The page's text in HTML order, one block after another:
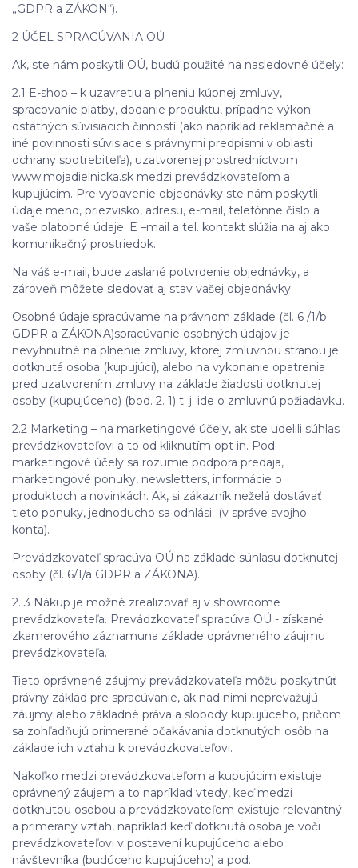
„GDPR a ZÁKON“).
2 ÚČEL SPRACÚVANIA OÚ
Ak, ste nám poskytli OÚ, budú použité na nasledovné účely:
2.1 E-shop – k uzavretiu a plneniu kúpnej zmluvy,
spracovanie platby, dodanie produktu, prípadne výkon
ostatných súvisiacich činností (ako napríklad reklamačné a
iné povinnosti súvisiace s právnymi predpismi v oblasti
ochrany spotrebiteľa), uzatvorenej prostredníctvom
www.mojadielnicka.sk medzi prevádzkovateľom a
kupujúcim. Pre vybavenie objednávky ste nám poskytli
údaje meno, priezvisko, adresu, e-mail, telefónne číslo a
vaše platobné údaje. E –mail a tel. kontakt slúžia na aj ako
komunikačný prostriedok.
Na váš e-mail, bude zaslané potvrdenie objednávky, a
zároveň môžete sledovať aj stav vašej objednávky.
Osobné údaje spracúvame na právnom základe (čl. 6 /1/b
GDPR a ZÁKONA)spracúvanie osobných údajov je
nevyhnutné na plnenie zmluvy, ktorej zmluvnou stranou je
dotknutá osoba (kupujúci), alebo na vykonanie opatrenia
pred uzatvorením zmluvy na základe žiadosti dotknutej
osoby (kupujúceho) (bod. 2. 1) t. j. ide o zmluvnú požiadavku.
2.2 Marketing – na marketingové účely, ak ste udelili súhlas
prevádzkovateľovi a to od kliknutím opt in. Pod
marketingové účely sa rozumie podpora predaja,
marketingové ponuky, newsletters, informácie o
produktoch a novinkách. Ak, si zákazník neželá dostávať
tieto ponuky, jednoducho sa odhlási (v správe svojho
konta).
Prevádzkovateľ spracúva OÚ na základe súhlasu dotknutej
osoby (čl. 6/1/a GDPR a ZÁKONA).
2. 3 Nákup je možné zrealizovať aj v showroome
prevádzkovateľa. Prevádzkovateľ spracúva OÚ - získané
zkamerového záznamuna základe oprávneného záujmu
prevádzkovateľa.
Tieto oprávnené záujmy prevádzkovateľa môžu poskytnúť
právny základ pre spracúvanie, ak nad nimi neprevažujú
záujmy alebo základné práva a slobody kupujúceho, pričom
sa zohľadňujú primerané očakávania dotknutých osôb na
základe ich vzťahu k prevádzkovateľovi.
Nakoľko medzi prevádzkovateľom a kupujúcim existuje
oprávnený záujem a to napríklad vtedy, keď medzi
dotknutou osobou a prevádzkovateľom existuje relevantný
a primeraný vzťah, napríklad keď dotknutá osoba je voči
prevádzkovateľovi v postavení kupujúceho alebo
návštevníka (budúceho kupujúceho) a pod.